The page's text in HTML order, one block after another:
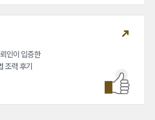
인이 입증한
조력 후기